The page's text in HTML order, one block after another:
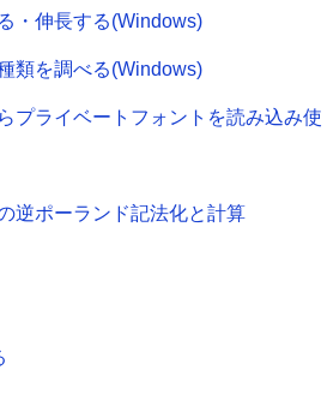
・伸長する(Windows)
類を調べる(Windows)
プライベートフォントを読み込み使
逆ポーランド記法化と計算